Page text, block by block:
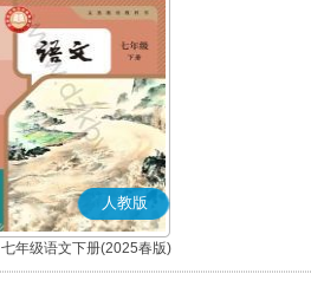
人教版
七年级语文下册(2025春版)
(部编版)